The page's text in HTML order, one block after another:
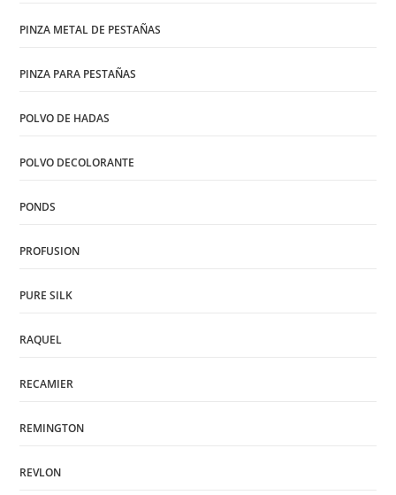
PINZA METAL DE PESTAÑAS
PINZA PARA PESTAÑAS
POLVO DE HADAS
POLVO DECOLORANTE
PONDS
PROFUSION
PURE SILK
RAQUEL
RECAMIER
REMINGTON
REVLON